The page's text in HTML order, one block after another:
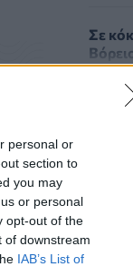
personal or
section to
you may
or personal
opt-out of the
of downstream
IAB’s List of
Σε